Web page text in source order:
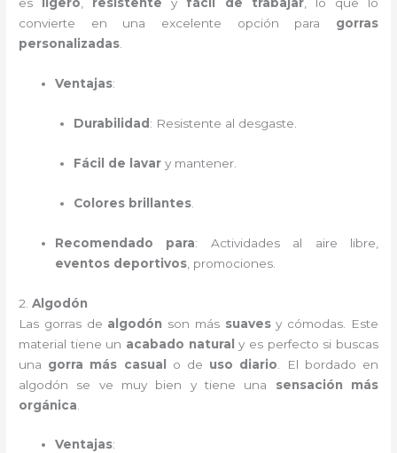
es
ligero, resistente y fácil de trabajar, lo que lo
convierte en una excelente opción para gorras
personalizadas.
Ventajas:
Durabilidad : Resistente al desgaste.
Fácil de lavary mantener.
Colores brillantes.
Recomendado para: Actividades al aire libre,
eventos deportivos , promociones.
2.Algodón
Las gorras de algodón son más suavesy cómodas. Este
material tiene un acabado natural y es perfecto si buscas
una gorra más casual o de uso diario . El bordado en
algodón se ve muy bien y tiene una sensación más
orgánica
Ventajas: